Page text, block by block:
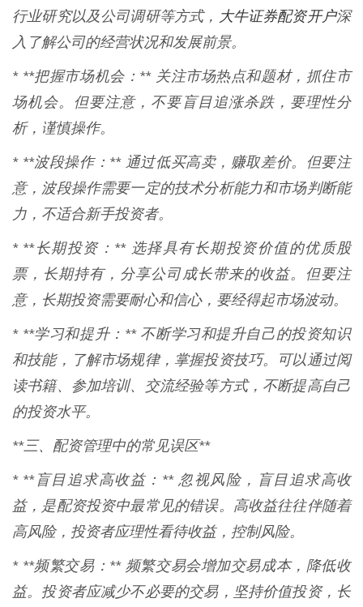
行业研究以及公司调研等方式， 大牛证券配资开户深
入了解公司的经营状况和发展前景。
* **把握市场机会：** 关注市场热点和题材，抓住市
场机会。但要注意，不要盲目追涨杀跌，要理性分
析，谨慎操作。
* **波段操作：** 通过低买高卖，赚取差价。但要注
意，波段操作需要一定的技术分析能力和市场判断能
力，不适合新手投资者。
* **长期投资：** 选择具有长期投资价值的优质股
票，长期持有，分享公司成长带来的收益。但要注
意，长期投资需要耐心和信心，要经得起市场波动。
* **学习和提升：** 不断学习和提升自己的投资知识
和技能，了解市场规律，掌握投资技巧。可以通过阅
读书籍、参加培训、交流经验等方式，不断提高自己
的投资水平。
**三、配资管理中的常见误区**
* **盲目追求高收益：** 忽视风险，盲目追求高收
益，是配资投资中最常见的错误。高收益往往伴随着
高风险，投资者应理性看待收益，控制风险。
* **频繁交易：** 频繁交易会增加交易成本，降低收
益。投资者应减少不必要的交易，坚持价值投资，长